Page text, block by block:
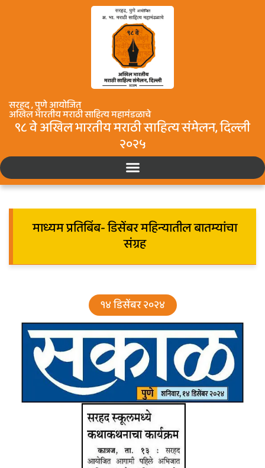
सरहद , पुणे आयोजित
अखिल भारतीय मराठी साहित्य महामंडळाचे
९८ वे अखिल भारतीय मराठी साहित्य संमेलन, दिल्ली
२०२५
माध्यम प्रतिबिंब- डिसेंबर महिन्यातील बातम्यांचा
संग्रह
१४ डिसेंबर २०२४